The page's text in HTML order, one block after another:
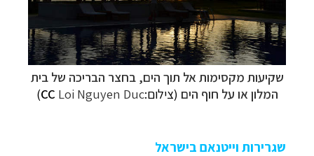
שקיעות מקסימות אל תוך הים, בחצר הבריכה של בית
המלון או על חוף הים (צילום: CC Loi Nguyen Duc
)
שגרירות וייטנאם בישראל